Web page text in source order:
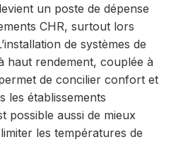
un poste de dépense
CHR, surtout lors
de systèmes de
haut rendement, couplée à
de concilier confort et
les établissements
possible aussi de mieux
les températures de